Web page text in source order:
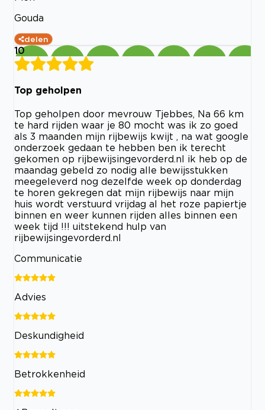
Gouda
delen
10
Top geholpen
Top geholpen door mevrouw Tjebbes, Na 66 km
te hard rijden waar je 80 mocht was ik zo goed
als 3 maanden mijn rijbewijs kwijt , na wat google
onderzoek gedaan te hebben ben ik terecht
gekomen op rijbewijsingevorderd.nl ik heb op de
maandag gebeld zo nodig alle bewijsstukken
meegeleverd nog dezelfde week op donderdag
te horen gekregen dat mijn rijbewijs naar mijn
huis wordt verstuurd vrijdag al het roze papiertje
binnen en weer kunnen rijden alles binnen een
week tijd !!! uitstekend hulp van
rijbewijsingevorderd.nl
Communicatie
Advies
Deskundigheid
Betrokkenheid